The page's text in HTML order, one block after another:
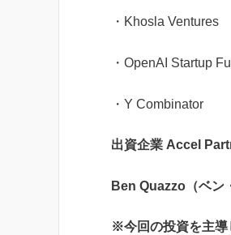
・Khosla Ventures
・OpenAI Startup
・Y Combinator
出資企業 Accel
Ben Quazzo（ベン
※今回の投資を主